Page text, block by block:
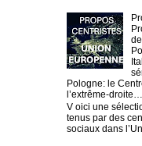
Pologne: le
l’extrême-droite…
V oici une
tenus par des
sociaux dans